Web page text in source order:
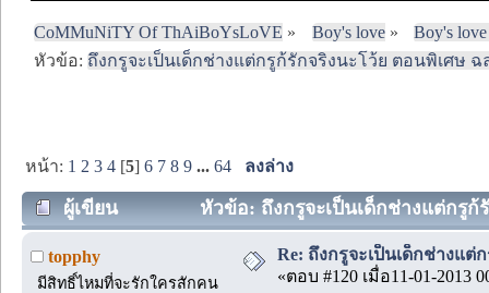
CoMMuNiTY Of ThAiBoYsLoVE » Boy's love»
Boy's
หัวข้อ: ถึงกรูจะเป็นเด็กช่างแต่กรูก้รักจริงนะโว้ย ตอนพิเศษ
หน้า: 1 2 3 4 [5]6 7 8 9 ...64 ลงล่าง
ผู้เขียน หัวข้อ: ถึงกรูจะเป็นเด็กช่างแต่กรูก้
topphy
มีสิทธิ์ไหมที่จะรักใครสักคน
Re: ถึงกรูจะเป็นเด็กช่างแ
«ตอบ #120 เมื่อ11-01-2013